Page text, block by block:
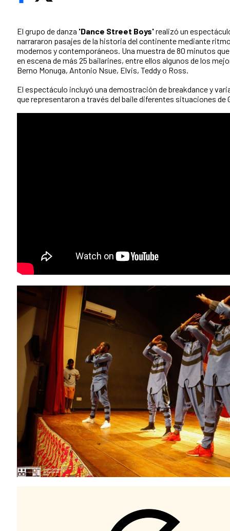
El grupo de danza 'Dance Street Boys'realizó un
narrararon pasajes de la historia del continente mediante
modernos y contemporáneos. Una muestra de 80 minutos
en escena de más 25 bailarines, entre ellos algunos de los
Berno Monuga, Antonio Nsue, Elvis, Teddy o Ross.
El espectáculo incluyó una demostración de breakdance y
que representaron a través del baile diferentes situaciones de